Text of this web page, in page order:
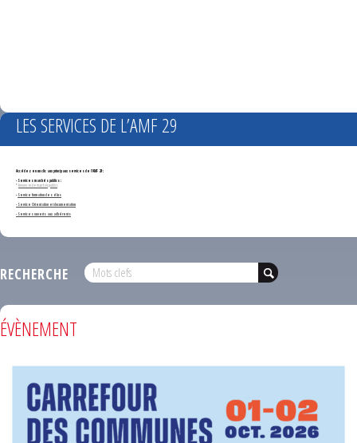
LES SERVICES DE L’AMF 29
Accédez en un clic aux principaux services de l'AMF 29 :
- Services marchés publics :
*Annonces de marchés publics
-Service formation des élus
- Service Orientation et documentation
- Services ouverts aux adhérents
RECHERCHE
ÉVÈNEMENT